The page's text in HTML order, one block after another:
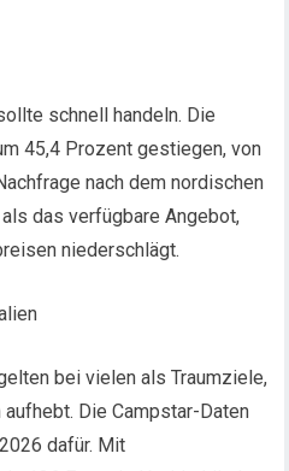
schnell handeln. Die
45,4 Prozent gestiegen, von
nach dem nordischen
das verfügbare Angebot,
niederschlägt.
bei vielen als Traumziele,
Die Campstar-Daten
dafür. Mit